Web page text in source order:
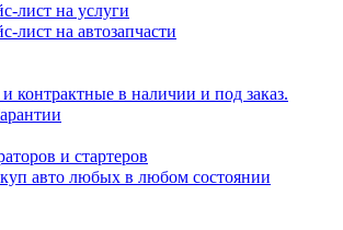
лист на услуги
лист на автозапчасти
контрактные в наличии и под заказ.
и стартеров
авто любых в любом состоянии